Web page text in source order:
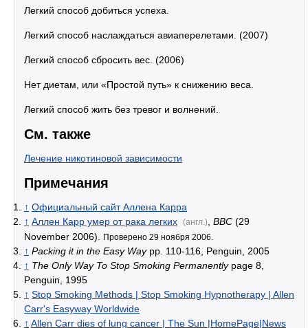
Легкий способ добиться успеха.
Легкий способ наслаждаться авиаперелетами. (2007)
Легкий способ сбросить вес. (2006)
Нет диетам, или «Простой путь» к снижению веса.
Легкий способ жить без тревог и волнений.
См. также
Лечение никотиновой зависимости
Примечания
↑ Официальный сайт Аллена Карра
↑ Аллен Карр умер от рака легких (англ.) BBC (29
November 2006).
Проверено 29 ноября 2006.
↑ Packing it in the Easy Waypp. 110-116, Penguin, 2005
↑ The Only Way To Stop Smoking Permanentlypage 8,
Penguin, 1995
↑ Stop Smoking Methods | Stop Smoking Hypnotherapy | Allen
Carr's Easyway Worldwide
↑ Allen Carr dies of lung cancer | The Sun |HomePage|News